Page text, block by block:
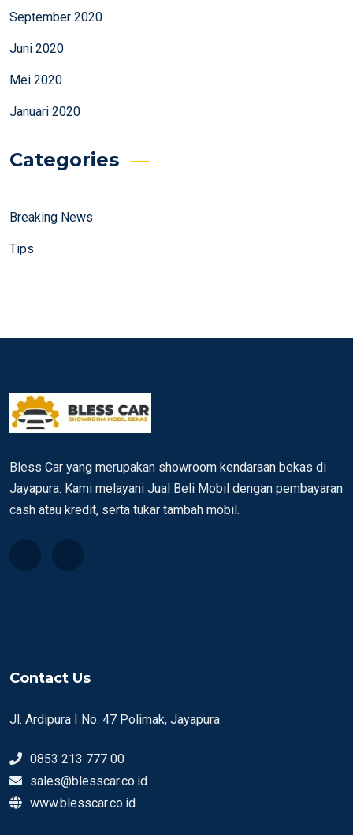
September 2020
Juni 2020
Mei 2020
Januari 2020
Categories
Breaking News
Tips
Bless Car yang merupakan showroom kendaraan bekas di
Jayapura. Kami melayani Jual Beli Mobil dengan pembayaran
cash atau kredit, serta tukar tambah mobil.
Contact Us
Jl. Ardipura I No. 47 Polimak, Jayapura
0853 213 777 00
sales@blesscar.co.id
www.blesscar.co.id